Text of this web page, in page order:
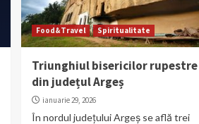
Food&Travel Spiritualitate
Triunghiul bisericilor rupestre
din județul Argeș
ianuarie 29, 2026
În nordul județului Argeș se află trei